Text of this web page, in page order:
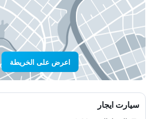
اعرض على الخريطة
سيارت ايجار